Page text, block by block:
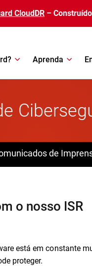
CloudDR –
Aprenda
de
o nosso ISR
está em constante
proteger.